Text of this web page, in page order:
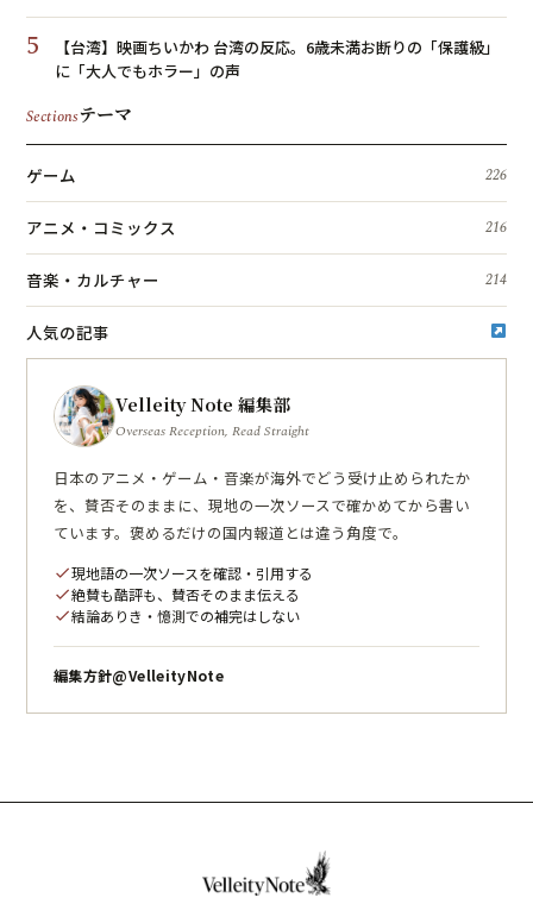
5
【台湾】映画ちいかわ 台湾の反応。6歳未満お断りの「保護級」
に「大人でもホラー」の声
Sectionsテーマ
ゲーム 226
アニメ・コミックス 216
音楽・カルチャー 214
人気の記事
Velleity Note 編集部
Overseas Reception, Read Straight
日本のアニメ・ゲーム・音楽が海外でどう受け止められたか
を、賛否そのままに、現地の一次ソースで確かめてから書い
ています。褒めるだけの国内報道とは違う角度で。
check現地語の一次ソースを確認・引用する
check絶賛も酷評も、賛否そのまま伝える
check結論ありき・憶測での補完はしない
編集方針@VelleityNote